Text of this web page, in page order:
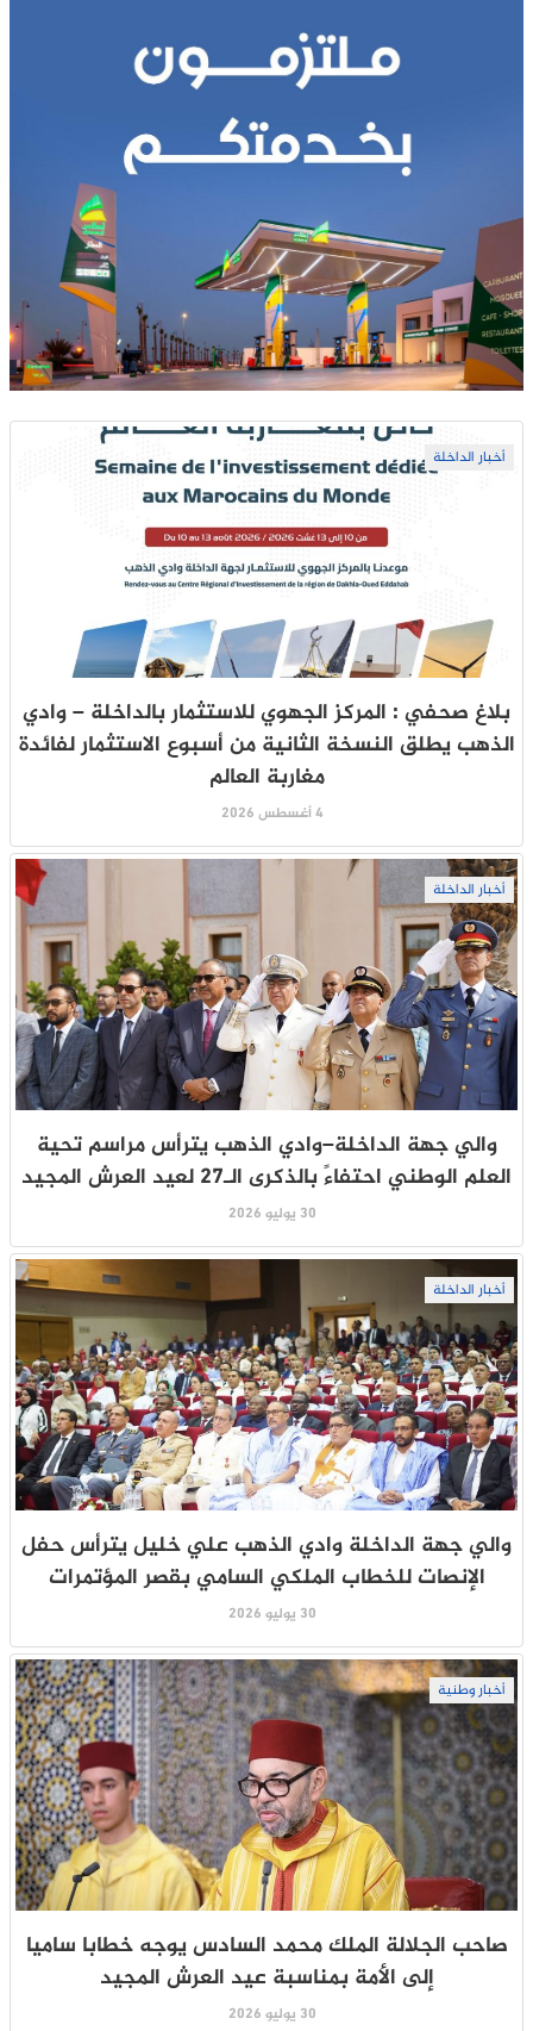
أخبار الداخلة
بلاغ صحفي : المركز الجهوي للاستثمار بالداخلة – وادي
الذهب يطلق النسخة الثانية من أسبوع الاستثمار لفائدة
مغاربة العالم
4 أغسطس 2026
أخبار الداخلة
والي جهة الداخلة–وادي الذهب يترأس مراسم تحية
العلم الوطني احتفاءً بالذكرى الـ27 لعيد العرش المجيد
30 يوليو 2026
أخبار الداخلة
والي جهة الداخلة وادي الذهب علي خليل يترأس حفل
الإنصات للخطاب الملكي السامي بقصر المؤتمرات
30 يوليو 2026
أخبار وطنية
صاحب الجلالة الملك محمد السادس يوجه خطابا ساميا
إلى الأمة بمناسبة عيد العرش المجيد
30 يوليو 2026